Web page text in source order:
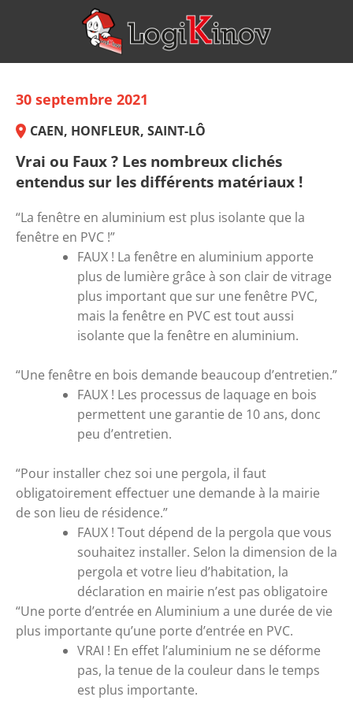
30 septembre 2021
CAEN, HONFLEUR, SAINT-LÔ
Vrai ou Faux ? Les nombreux clichés
entendus sur les différents matériaux !
“La fenêtre en aluminium est plus isolante que la
fenêtre en PVC !”
FAUX ! La fenêtre en aluminium apporte
plus de lumière grâce à son clair de vitrage
plus important que sur une fenêtre PVC,
mais la fenêtre en PVC est tout aussi
isolante que la fenêtre en aluminium.
“Une fenêtre en bois demande beaucoup d’entretien.”
FAUX ! Les processus de laquage en bois
permettent une garantie de 10 ans, donc
peu d’entretien.
“Pour installer chez soi une pergola, il faut
obligatoirement effectuer une demande à la mairie
de son lieu de résidence.”
FAUX ! Tout dépend de la pergola que vous
souhaitez installer. Selon la dimension de la
pergola et votre lieu d’habitation, la
déclaration en mairie n’est pas obligatoire
“Une porte d’entrée en Aluminium a une durée de vie
plus importante qu’une porte d’entrée en PVC.
VRAI ! En effet l’aluminium ne se déforme
pas, la tenue de la couleur dans le temps
est plus importante.